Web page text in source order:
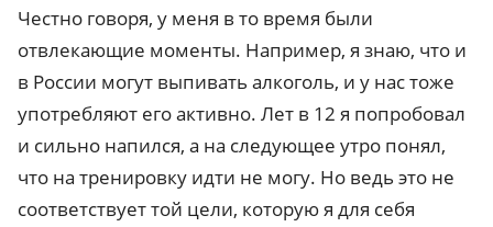
Честно говоря, у меня в то время были
отвлекающие моменты. Например, я знаю, что и
в России могут выпивать алкоголь, и у нас тоже
употребляют его активно. Лет в 12 я попробовал
и сильно напился, а на следующее утро понял,
что на тренировку идти не могу. Но ведь это не
соответствует той цели, которую я для себя